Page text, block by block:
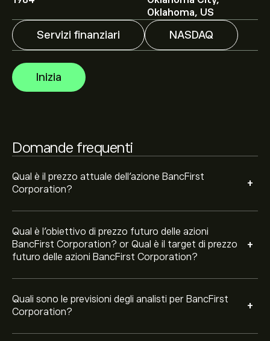
Oklahoma, US
Servizi finanziari NASDAQ
Inizia
Domande frequenti
Qual è il prezzo attuale dell'azione BancFirst
Corporation?
+
Qual è l'obiettivo di prezzo futuro delle azioni
BancFirst Corporation? or Qual è il target di prezzo
futuro delle azioni BancFirst Corporation?
+
Iscrivitisu eToro per previsioni
dettagliate degli analisti e obiettivi di prezzo.
Quali sono le previsioni degli analisti per BancFirst
Corporation?
+
Gli analisti offrono previsioni per le azioni BancFirst
Corporation basate su tendenze di mercato, rapporti
finanziari e crescita prevista. Consulta le previsioni
recenti per i futuri movimenti dei prezzi.
negli ultimi 3 mesi, il consenso generale è Attendi.